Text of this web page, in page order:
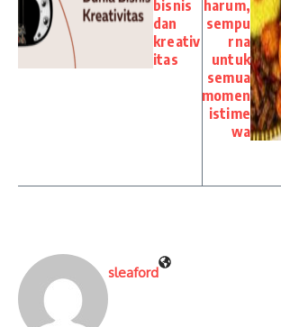
bisnis
dan
kreativ
itas
harum,
sempu
rna
untuk
semua
momen
istime
wa
sleaford